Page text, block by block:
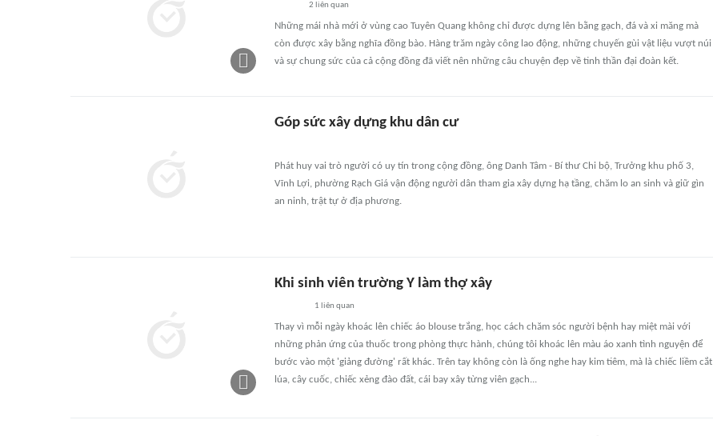
2 liên quan
Những mái nhà mới ở vùng cao Tuyên Quang không chỉ được dựng lên bằng gạch, đá và xi măng mà
còn được xây bằng nghĩa đồng bào. Hàng trăm ngày công lao động, những chuyến gùi vật liệu vượt núi
và sự chung sức của cả cộng đồng đã viết nên những câu chuyện đẹp về tinh thần đại đoàn kết.
Góp sức xây dựng khu dân cư
Phát huy vai trò người có uy tín trong cộng đồng, ông Danh Tâm - Bí thư Chi bộ, Trưởng khu phố 3,
Vĩnh Lợi, phường Rạch Giá vận động người dân tham gia xây dựng hạ tầng, chăm lo an sinh và giữ gìn
an ninh, trật tự ở địa phương.
Khi sinh viên trường Y làm thợ xây
1 liên quan
Thay vì mỗi ngày khoác lên chiếc áo blouse trắng, học cách chăm sóc người bệnh hay miệt mài với
những phản ứng của thuốc trong phòng thực hành, chúng tôi khoác lên màu áo xanh tình nguyện để
bước vào một 'giảng đường' rất khác. Trên tay không còn là ống nghe hay kim tiêm, mà là chiếc liềm cắt
lúa, cây cuốc, chiếc xẻng đào đất, cái bay xây từng viên gạch...